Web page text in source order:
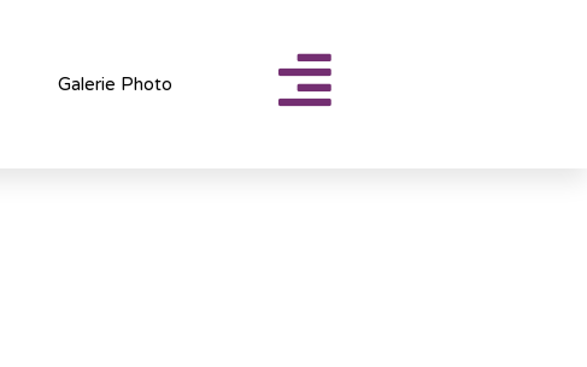
Galerie Photo